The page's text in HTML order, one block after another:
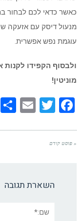
כאשר כדאי לכם לבחור
מנעול דיסק עם אזעקה
עוגמת נפש אפשרית.
ולבסוף הקפידו לקנות
מוניטין!
Facebook
Twitter
« פוסט קודם
השארת תגובה